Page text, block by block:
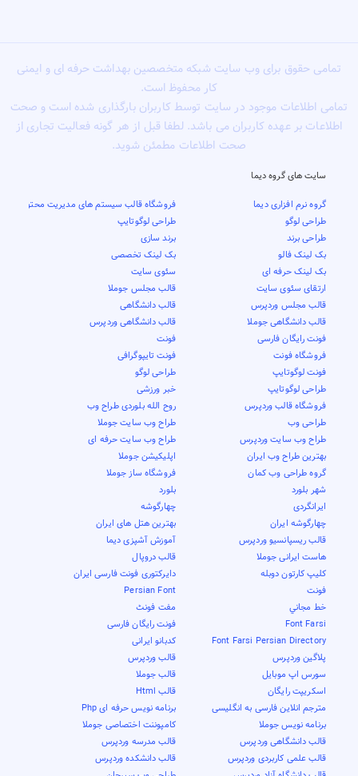
تمامی حقوق برای وب سایت شبکه متخصصین بهداشت حرفه ای و ایمنی
کار محفوظ است.
تمامی اطلاعات موجود در سایت توسط کاربران بارگذاری شده است و صحت
اطلاعات بر عهده کاربران می باشد. لطفا قبل از هر گونه فعالیت تجاری از
صحت اطلاعات مطمئن شوید.
سایت های گروه دیما
گروه نرم افزاری دیما
فروشگاه قالب سیستم های مدیریت محتوا
طراحی لوگو
طراحی لوگوتایپ
طراحی برند
برند سازی
بک لینک فالو
بک لینک تخصصی
بک لینک حرفه ای
سئوی سایت
ارتقای سئوی سایت
قالب مجلس جوملا
قالب مجلس وردپرس
قالب دانشگاهی
قالب دانشگاهی جوملا
قالب دانشگاهی وردپرس
فونت رایگان فارسی
فونت
فروشگاه فونت
فونت تایپوگرافی
فونت لوگوتایپ
طراحی لوگو
طراحی لوگوتایپ
خبر ورزشی
فروشگاه قالب وردپرس
روح الله بلوردی طراح وب
طراحی وب
طراح وب سایت جوملا
طراح وب سایت وردپرس
طراح وب سایت حرفه ای
بهترین طراح وب ایران
اپلیکیشن جوملا
گروه طراحی وب کمان
فروشگاه ساز جوملا
شهر بلورد
بلورد
ایرانگردی
چهارگوشه
چهارگوشه ایران
بهترین هتل های ایران
قالب ریسپانسیو وردپرس
آموزش آشپزی دیما
هاست ایرانی جوملا
قالب دروپال
کلیپ کارتون دوبله
دایرکتوری فونت فارسی ایران
فونت
Persian Font
خط مجاني
مفت فونٹ
Font Farsi
فونت رایگان فارسی
Font Farsi Persian Directory
کدبانو ایرانی
پلاگین وردپرس
قالب وردپرس
سورس اپ موبایل
قالب جوملا
اسکریپت رایگان
قالب Html
مترجم انلاین فارسی به انگلیسی
برنامه نویس حرفه ای Php
برنامه نویس جوملا
کامپوننت اختصاصی جوملا
قالب دانشگاهی وردپرس
قالب مدرسه وردپرس
قالب علمی کاربردی وردپرس
قالب دانشکده وردپرس